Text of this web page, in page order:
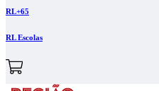
RL+65
RL Escolas